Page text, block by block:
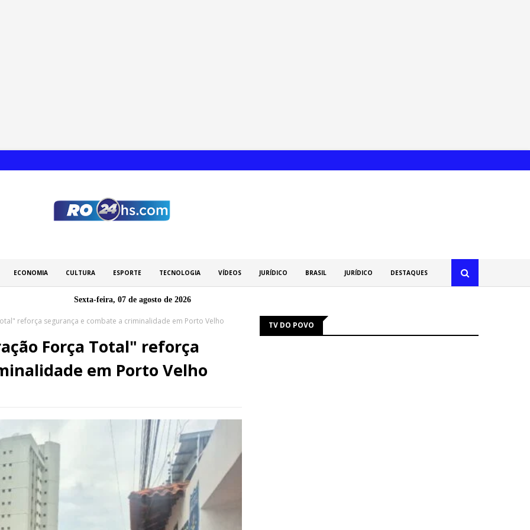
ECONOMIA CULTURA ESPORTE TECNOLOGIA VÍDEOS JURÍDICO BRASIL JURÍDICO DESTAQUES
Sexta-feira, 07 de agosto de 2026
reforça segurança e combate a criminalidade em Porto Velho
Força Total" reforça
em Porto Velho
TV DO POVO